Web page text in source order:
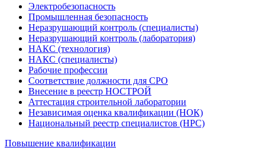
Электробезопасность
Промышленная безопасность
Неразрушающий контроль (специалисты)
Неразрушающий контроль (лаборатория)
НАКС (технология)
НАКС (специалисты)
Рабочие профессии
Соответствие должности для СРО
Внесение в реестр НОСТРОЙ
Аттестация строительной лаборатории
Независимая оценка квалификации (НОК)
Национальный реестр специалистов (НРС)
Повышение квалификации